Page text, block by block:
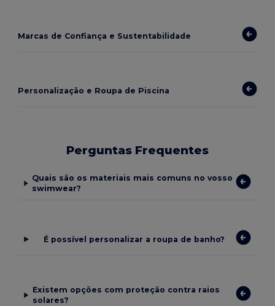
Marcas de Confiança e Sustentabilidade
Personalização e Roupa de Piscina
Perguntas Frequentes
Quais são os materiais mais comuns no vosso
swimwear?
É possível personalizar a roupa de banho?
Existem opções com proteção contra raios
solares?